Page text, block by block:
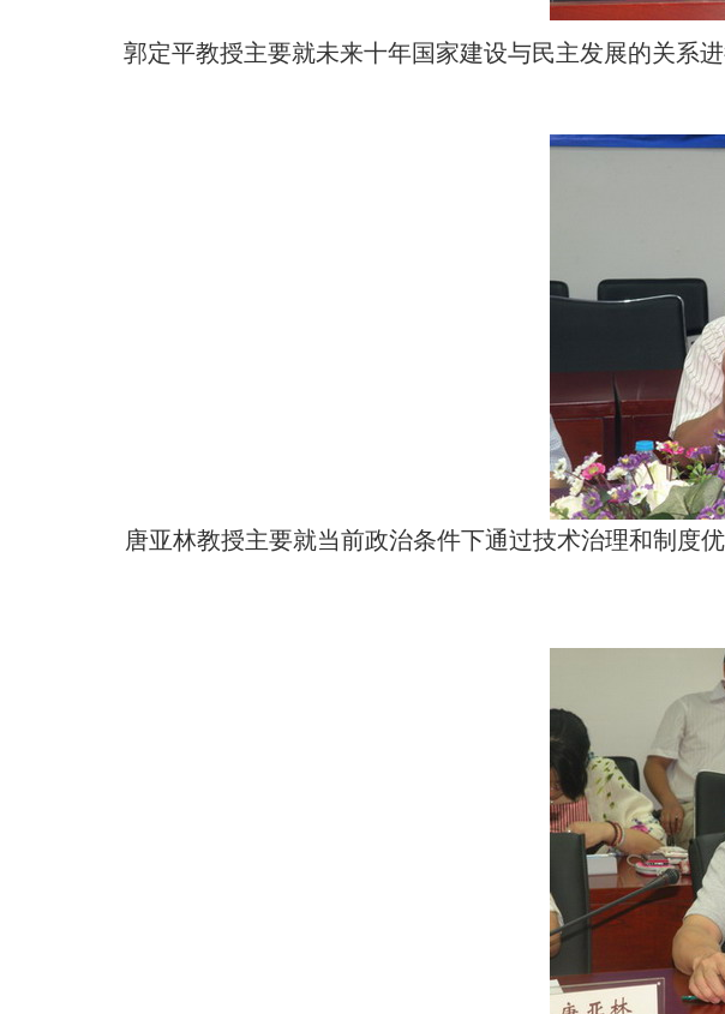
郭定平教授主要就未来十年国家建设与民主发展的关系
唐亚林教授主要就当前政治条件下通过技术治理和制度